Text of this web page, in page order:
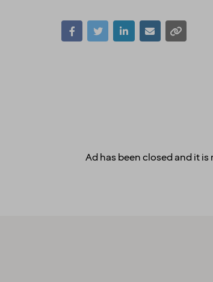
Ad has been closed and it